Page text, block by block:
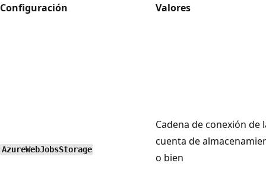
Configuración
Valores
AzureWebJobsStorage
Cadena de conexión de
cuenta de
o bien